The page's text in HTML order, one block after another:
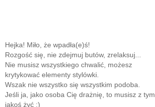
Hejka! Miło, że wpadła(e)ś!
Rozgość się, nie zdejmuj butów, zrelaksuj...
Nie musisz wszystkiego chwalić, możesz
krytykować elementy stylówki.
Wszak nie wszystko się wszystkim podoba.
Jeśli ja, jako osoba Cię drażnię, to musisz z tym
jakoś żyć ;)